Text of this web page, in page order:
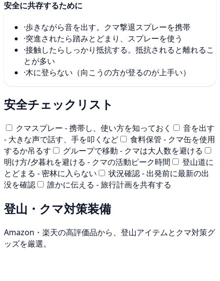
安全に共存するために
·歩きながら音を出す。クマ撃退スプレーを携帯
·突進されたら踏みとどまり、スプレーを使う
·接触したらしっかり抵抗する。抵抗されると離れるこ
とが多い
·木に登らない（向こうの方が登るのが上手い）
安全チェックリスト
クマスプレー - 携帯し、使い方を知っておく
音を出す
- 大きな声で話す、手を叩くなど
食料保管 - クマ缶を使用
するか吊るす
グループで移動 - クマは大人数を避ける
明け方/夕暮れを避ける - クマの活動ピーク時間
登山道に
とどまる - 密林に入らない
状況確認 - 出発前に最新の出
没を確認
誰かに伝える - 旅行計画を共有する
登山・クマ対策装備
Amazon・楽天の高評価品から、登山アイテムとクマ対策グ
ッズを厳選。